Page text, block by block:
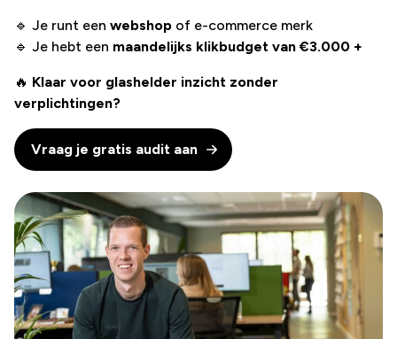
🔹 Je runt een webshop of e-commerce merk
🔹 Je hebt een maandelijks klikbudget van €3.000 +
🔥 Klaar voor glashelder inzicht zonder
verplichtingen?
Vraag je gratis audit aan